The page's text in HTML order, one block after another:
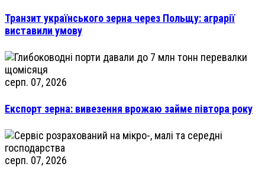
Транзит українського зерна через Польщу: аграрії
виставили умову
серп. 07, 2026
Експорт зерна: вивезення врожаю займе півтора року
серп. 07, 2026